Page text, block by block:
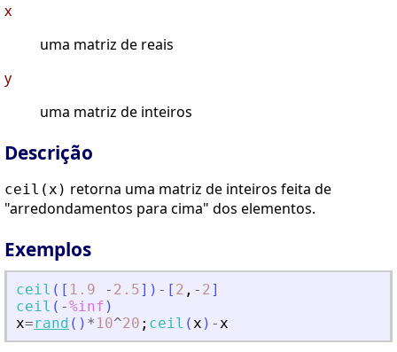
x
uma matriz de reais
y
uma matriz de inteiros
Descrição
ceil(x) retorna uma matriz de inteiros feita de
"arredondamentos para cima" dos elementos.
Exemplos
ceil ( [ 1.9 - 2.5] ) - [ 2 , - 2]
ceil ( -%inf )
x=rand ( ) * 10^20 ; ceil (x ) -x